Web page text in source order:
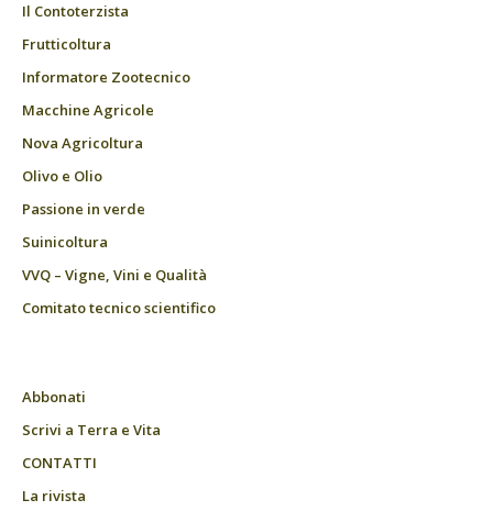
Il Contoterzista
Frutticoltura
Informatore Zootecnico
Macchine Agricole
Nova Agricoltura
Olivo e Olio
Passione in verde
Suinicoltura
VVQ – Vigne, Vini e Qualità
Comitato tecnico scientifico
Abbonati
Scrivi a Terra e Vita
CONTATTI
La rivista